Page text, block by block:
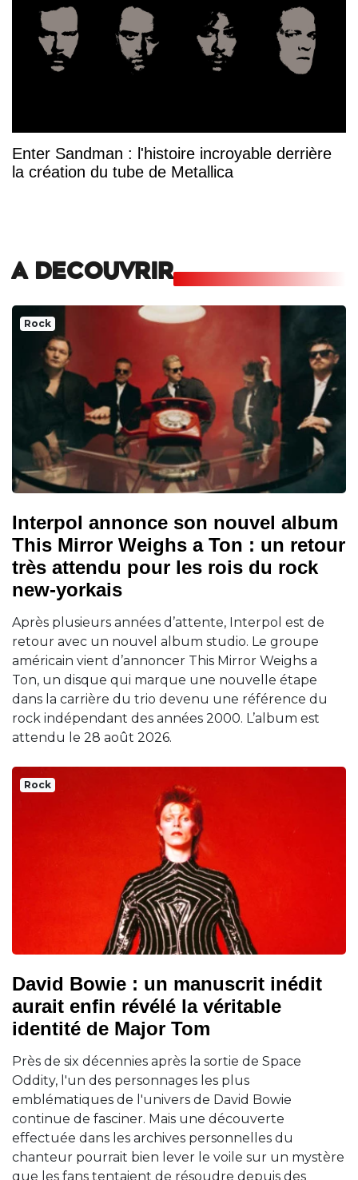
Enter Sandman : l'histoire incroyable derrière
la création du tube de Metallica
A DECOUVRIR
Rock
Interpol annonce son nouvel album
This Mirror Weighs a Ton : un retour
très attendu pour les rois du rock
new-yorkais
Après plusieurs années d’attente, Interpol est de
retour avec un nouvel album studio. Le groupe
américain vient d’annoncer This Mirror Weighs a
Ton, un disque qui marque une nouvelle étape
dans la carrière du trio devenu une référence du
rock indépendant des années 2000. L’album est
attendu le 28 août 2026.
Rock
David Bowie : un manuscrit inédit
aurait enfin révélé la véritable
identité de Major Tom
Près de six décennies après la sortie de Space
Oddity, l'un des personnages les plus
emblématiques de l'univers de David Bowie
continue de fasciner. Mais une découverte
effectuée dans les archives personnelles du
chanteur pourrait bien lever le voile sur un mystère
que les fans tentaient de résoudre depuis des